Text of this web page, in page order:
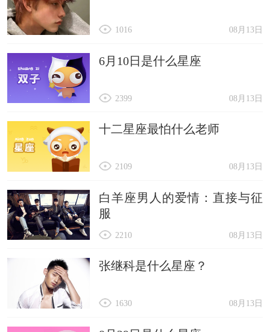
08月13日
1016
6月10日是什么星座
08月13日
2399
十二星座最怕什么老师
08月13日
2109
白羊座男人的爱情：直接与征
服
08月13日
2210
张继科是什么星座？
08月13日
1630